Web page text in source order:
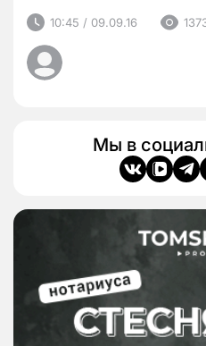
10:45 / 09.09.16
Мы в